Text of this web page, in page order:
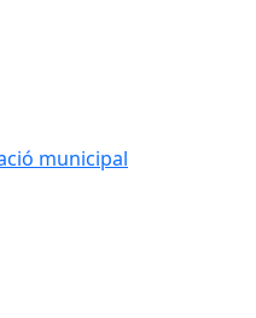
municipal